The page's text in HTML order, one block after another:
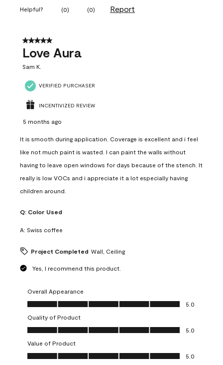
Helpful? (0) (0) Report
5 out of 5 stars.
Love Aura
Sam K.
VERIFIED PURCHASER
INCENTIVIZED REVIEW
5 months ago
It is smooth during application. Coverage is excellent and i feel
like not much paint is wasted. I can paint the walls without
having to leave open windows for days because of the stench. It
really is low VOCs and i appreciate it a lot especially having
children around.
Q: Color Used
A: Swiss coffee
Project Completed Wall, Ceiling
Yes, I recommend this product.
Overall Appearance
Overall Appearance, 5.0 out of 5
5.0
Quality of Product
Quality of Product, 5.0 out of 5
5.0
Value of Product
Value of Product, 5.0 out of 5
5.0